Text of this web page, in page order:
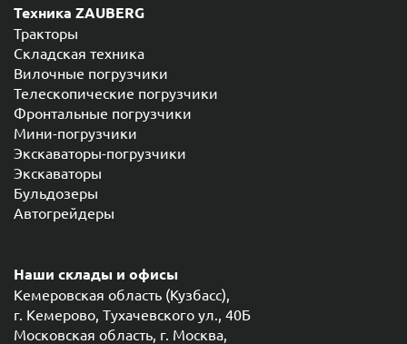
Техника ZAUBERG
Тракторы
Складская техника
Вилочные погрузчики
Телескопические погрузчики
Фронтальные погрузчики
Мини-погрузчики
Экскаваторы-погрузчики
Экскаваторы
Бульдозеры
Автогрейдеры
Наши склады и офисы
Кемеровская область (Кузбасс),
г. Кемерово, Тухачевского ул., 40Б
Московская область, г. Москва,